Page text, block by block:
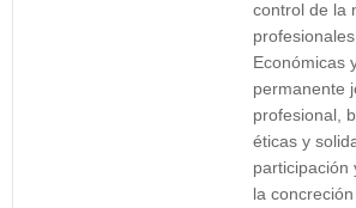
control de la
Económicas
permanente
profesional,
éticas y
participación
la